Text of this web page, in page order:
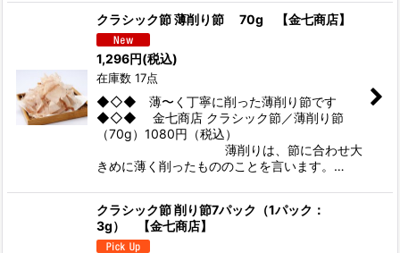
クラシック節 薄削り節 70g 【金七商店】
1,296円(税込)
在庫数 17点
◆◇◆ 薄〜く丁寧に削った薄削り節です
◆◇◆ 金七商店 クラシック節／薄削り節
（70g）1080円（税込）
薄削りは、節に合わせ大
きめに薄く削ったもののことを言います。…
クラシック節 削り節7パック（1パック：
3g） 【金七商店】